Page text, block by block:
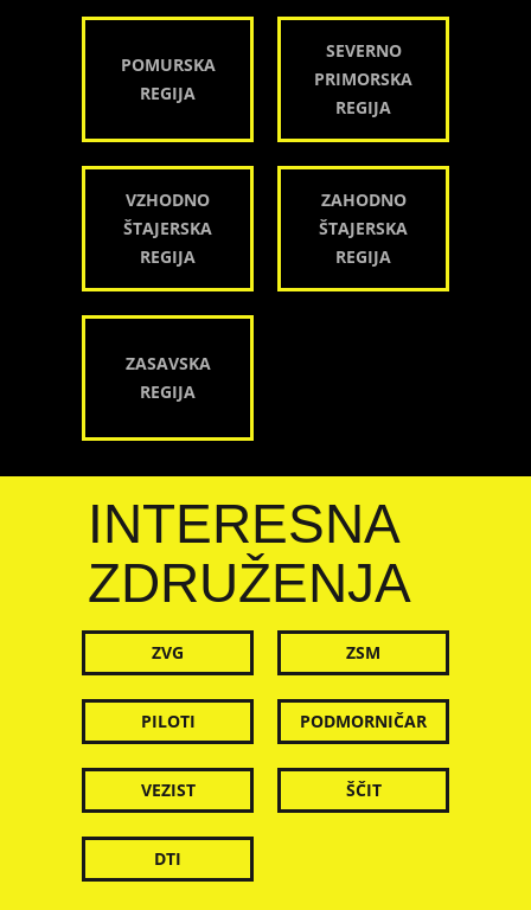
POMURSKA
REGIJA
SEVERNO
PRIMORSKA
REGIJA
VZHODNO
ŠTAJERSKA
REGIJA
ZAHODNO
ŠTAJERSKA
REGIJA
ZASAVSKA
REGIJA
INTERESNA
ZDRUŽENJA
ZVG ZSM
PILOTI PODMORNIČAR
VEZIST ŠČIT
DTI